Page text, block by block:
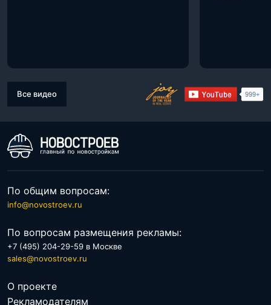
Все видео
По общим вопросам:
info@novostroev.ru
По вопросам размещения рекламы:
+7 (495) 204-29-59 в Москве
sales@novostroev.ru
О проекте
Рекламодателям